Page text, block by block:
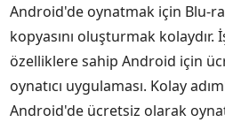
Android'de oynatmak için Blu-
kopyasını oluşturmak kolaydır.
özelliklere sahip Android için
oynatıcı uygulaması. Kolay
Android'de ücretsiz olarak